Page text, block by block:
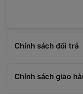
Chính sách đổi trả
Chính sách giao